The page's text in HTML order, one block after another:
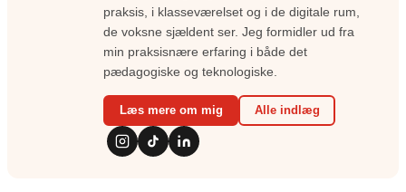
praksis, i klasseværelset og i de digitale rum,
de voksne sjældent ser. Jeg formidler ud fra
min praksisnære erfaring i både det
pædagogiske og teknologiske.
Læs mere om mig Alle indlæg